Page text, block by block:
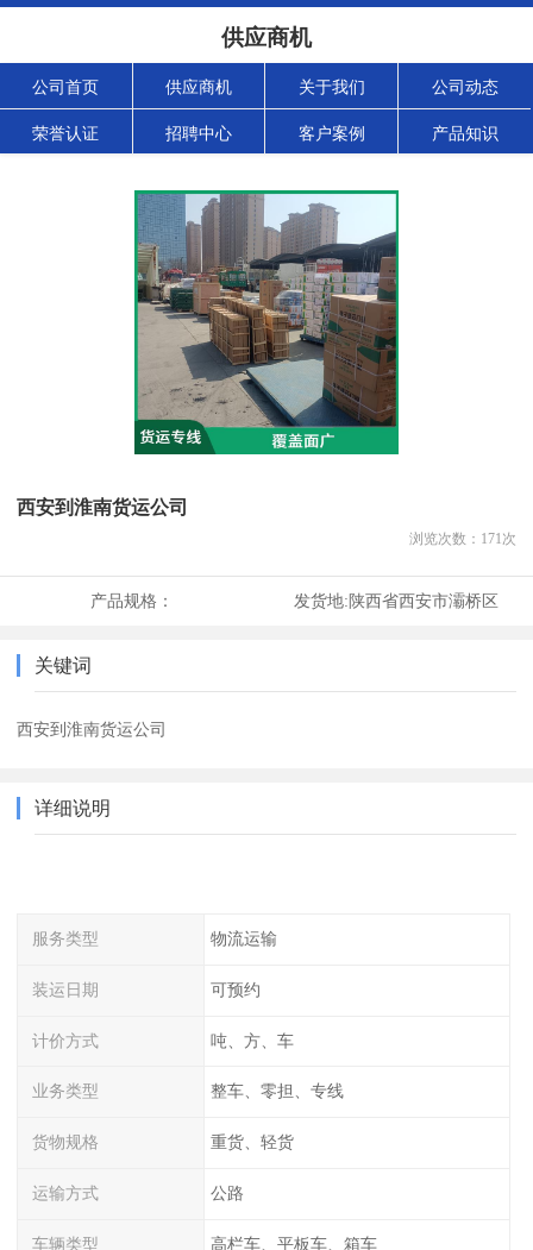
供应商机
公司首页 供应商机 关于我们 公司动态
荣誉认证 招聘中心 客户案例 产品知识
西安到淮南货运公司
浏览次数： 171次
产品规格： 发货地:陕西省西安市灞桥区
关键词
西安到淮南货运公司
详细说明
服务类型 物流运输
装运日期 可预约
计价方式 吨、方、车
业务类型 整车、零担、专线
货物规格 重货、轻货
运输方式 公路
车辆类型 高栏车、平板车、箱车